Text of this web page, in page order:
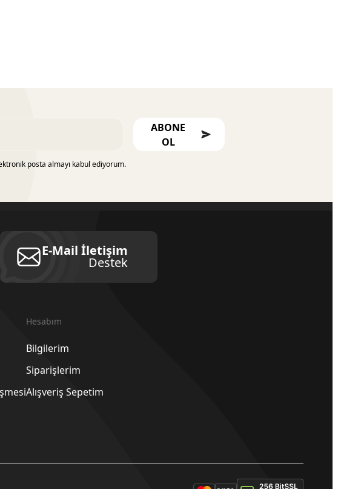
ABONE
OL
posta almayı kabul ediyorum.
E-Mail İletişim
Destek
Hesabım
Bilgilerim
Siparişlerim
Alışveriş Sepetim